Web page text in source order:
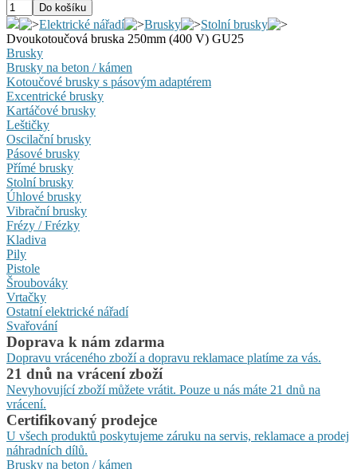
Elektrické nářadí Brusky
Stolní brusky
Dvoukotoučová bruska 250mm (400 V) GU25
Brusky
Brusky na beton / kámen
Kotoučové brusky s pásovým adaptérem
Excentrické brusky
Kartáčové brusky
Leštičky
Oscilační brusky
Pásové brusky
Přímé brusky
Stolní brusky
Úhlové brusky
Vibrační brusky
Frézy / Frézky
Kladiva
Pily
Pistole
Šroubováky
Vrtačky
Ostatní elektrické nářadí
Svařování
Doprava k nám zdarma
Dopravu vráceného zboží a dopravu reklamace platíme za vás.
21 dnů na vrácení zboží
Nevyhovující zboží můžete vrátit. Pouze u nás máte 21 dnů na
vrácení.
Certifikovaný prodejce
U všech produktů poskytujeme záruku na servis, reklamace a prodej
náhradních dílů.
Brusky na beton / kámen